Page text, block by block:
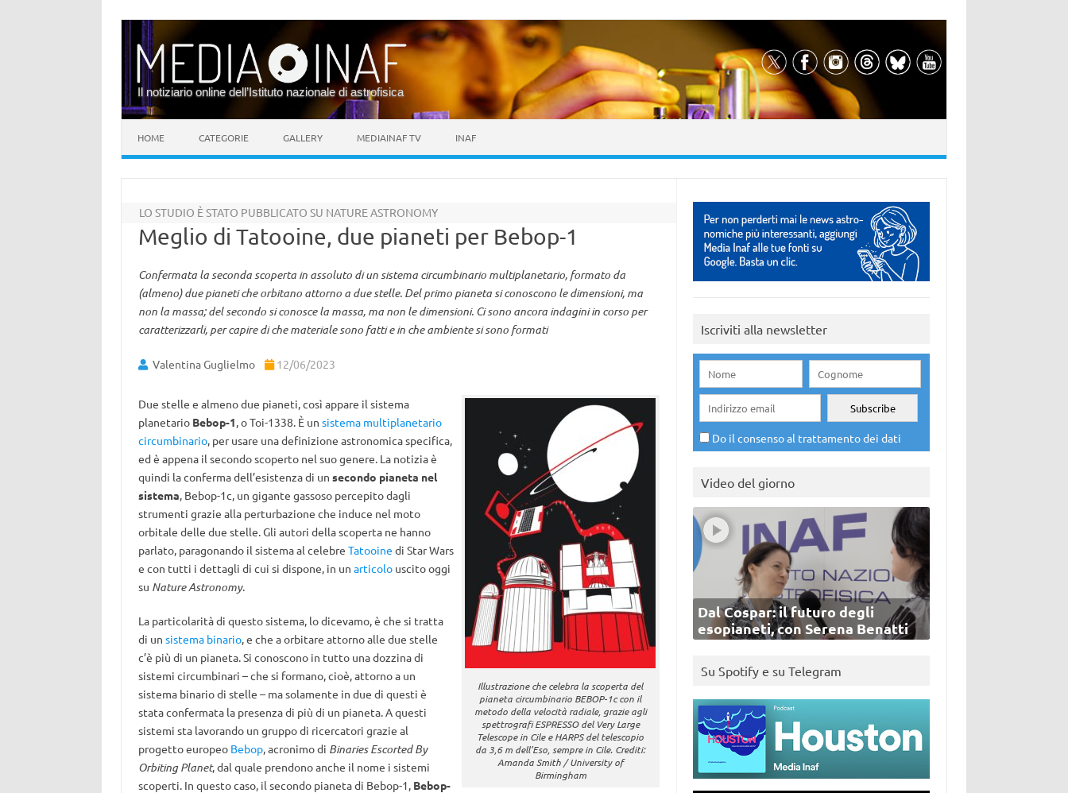
Il notiziario online dell’Istituto nazionale di astrofisica
HOME CATEGORIE GALLERY MEDIAINAF TV INAF
LO STUDIO È STATO PUBBLICATO SU NATURE ASTRONOMY
Meglio di Tatooine, due pianeti per Bebop-1
Confermata la seconda scoperta in assoluto di un sistema circumbinario multiplanetario, formato da
(almeno) due pianeti che orbitano attorno a due stelle. Del primo pianeta si conoscono le dimensioni, ma
non la massa; del secondo si conosce la massa, ma non le dimensioni. Ci sono ancora indagini in corso per
caratterizzarli, per capire di che materiale sono fatti e in che ambiente si sono formati
Valentina Guglielmo 12/06/2023
Illustrazione che celebra la scoperta del
pianeta circumbinario BEBOP-1c con il
metodo della velocità radiale, grazie agli
spettrografi ESPRESSO del Very Large
Telescope in Cile e HARPS del telescopio
da 3,6 m dell’Eso, sempre in Cile. Crediti:
Amanda Smith / University of
Birmingham
Due stelle e almeno due pianeti, così appare il sistema
planetario Bebop-1, o Toi-1338. È un sistema multiplanetario
circumbinario, per usare una definizione astronomica specifica,
ed è appena il secondo scoperto nel suo genere. La notizia è
quindi la conferma dell’esistenza di un secondo pianeta nel
sistema, Bebop-1c, un gigante gassoso percepito dagli
strumenti grazie alla perturbazione che induce nel moto
orbitale delle due stelle. Gli autori della scoperta ne hanno
parlato, paragonando il sistema al celebre Tatooine di Star Wars
e con tutti i dettagli di cui si dispone, in un articolouscito oggi
su Nature Astronomy.
La particolarità di questo sistema, lo dicevamo, è che si tratta
di un sistema binario, e che a orbitare attorno alle due stelle
c’è più di un pianeta. Si conoscono in tutto una dozzina di
sistemi circumbinari – che si formano, cioè, attorno a un
sistema binario di stelle – ma solamente in due di questi è
stata confermata la presenza di più di un pianeta. A questi
sistemi sta lavorando un gruppo di ricercatori grazie al
progetto europeo Bebop, acronimo di Binaries Escorted By
Orbiting Planet, dal quale prendono anche il nome i sistemi
scoperti. In questo caso, il secondo pianeta di Bebop-1, Bebop-
Iscriviti alla newsletter
Do il consenso al trattamento dei dati
Video del giorno
Dal Cospar: il futuro degli
esopianeti, con Serena Benatti
Su Spotify e su Telegram